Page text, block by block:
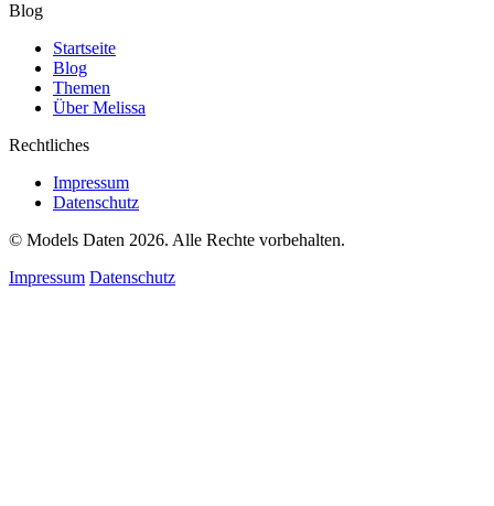
Blog
Startseite
Blog
Themen
Über Melissa
Rechtliches
Impressum
Datenschutz
© Models Daten 2026. Alle Rechte vorbehalten.
Impressum Datenschutz